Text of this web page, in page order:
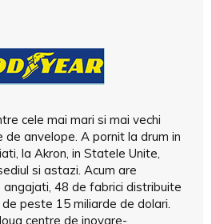
cele mai mari si mai vechi
anvelope. A pornit la drum in
la Akron, in Statele Unite,
si astazi. Acum are
48 de fabrici distribuite
peste 15 miliarde de dolari.
centre de inovare-